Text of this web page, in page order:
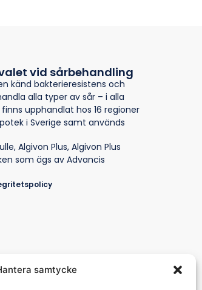
samtycke
vid sårbehandling
känd bakterieresistens och
alla typer av sår – i alla
upphandlat hos 16 regioner
i Sverige samt används
,Algivon Plus,Algivon Plus
som ägs avAdvancis